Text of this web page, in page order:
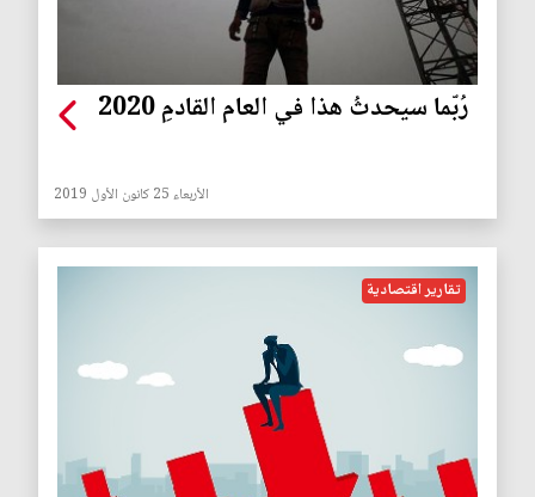
رُبّما سيحدثُ هذا في العام القادمِ 2020
الأربعاء 25 كانون الأول 2019
تقارير اقتصادية